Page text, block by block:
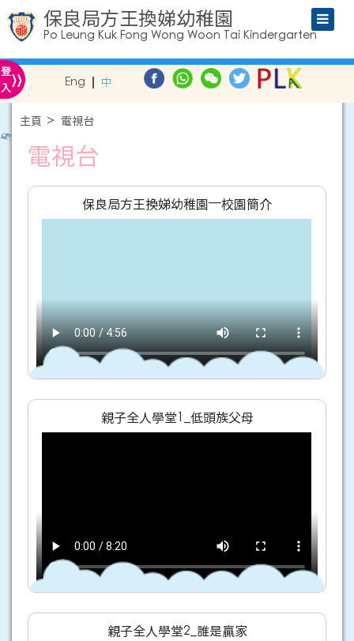
保良局方王換娣幼稚園
Po Leung Kuk Fong Wong Woon Tai Kindergarten
登
入» Eng 中
主頁 電視台
電視台
保良局方王換娣幼稚園—校園簡介
親子全人學堂1_低頭族父母
親子全人學堂2_誰是贏家